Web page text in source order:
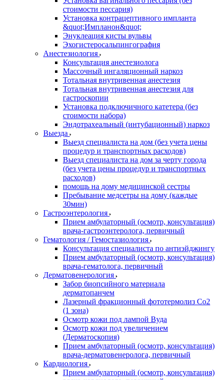
стоимости пессария)
Установка контрацептивного импланта
&quot;Импланон&quot;
Энуклеация кисты вульвы
Эхогистеросальпингография
Анестезиология
Консультация анестезиолога
Массочный ингаляционный наркоз
Тотальная внутривенная анестезия
Тотальная внутривенная анестезия для
гастроскопии
Установка подключичного катетера (без
стоимости набора)
Эндотрахеальный (интубационный) наркоз
Выезда
Выезд специалиста на дом (без учета цены
процедур и транспортных расходов)
Выезд специалиста на дом за черту города
(без учета цены процедур и транспортных
расходов)
помощь на дому медицинской сестры
Пребывание медсетры на дому (каждые
30мин)
Гастроэнтерология
Прием амбулаторный (осмотр, консультация)
врача-гастроэнтеролога, первичный
Гематология / Гемостазиология
Консультация специалиста по антиэйджингу
Прием амбулаторный (осмотр, консультация)
врача-гематолога, первичный
Дерматовенерология
Забор биопсийного материала
дерматопанчем
Лазерный фракционный фототермолиз Со2
(1 зона)
Осмотр кожи под лампой Вуда
Осмотр кожи под увеличением
(Дерматоскопия)
Прием амбулаторный (осмотр, консультация)
врача-дерматовенеролога, первичный
Кардиология
Прием амбулаторный (осмотр, консультация)